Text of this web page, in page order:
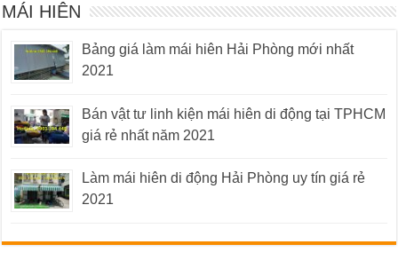
MÁI HIÊN
Bảng giá làm mái hiên Hải Phòng mới nhất
2021
Bán vật tư linh kiện mái hiên di động tại TPHCM
giá rẻ nhất năm 2021
Làm mái hiên di động Hải Phòng uy tín giá rẻ
2021